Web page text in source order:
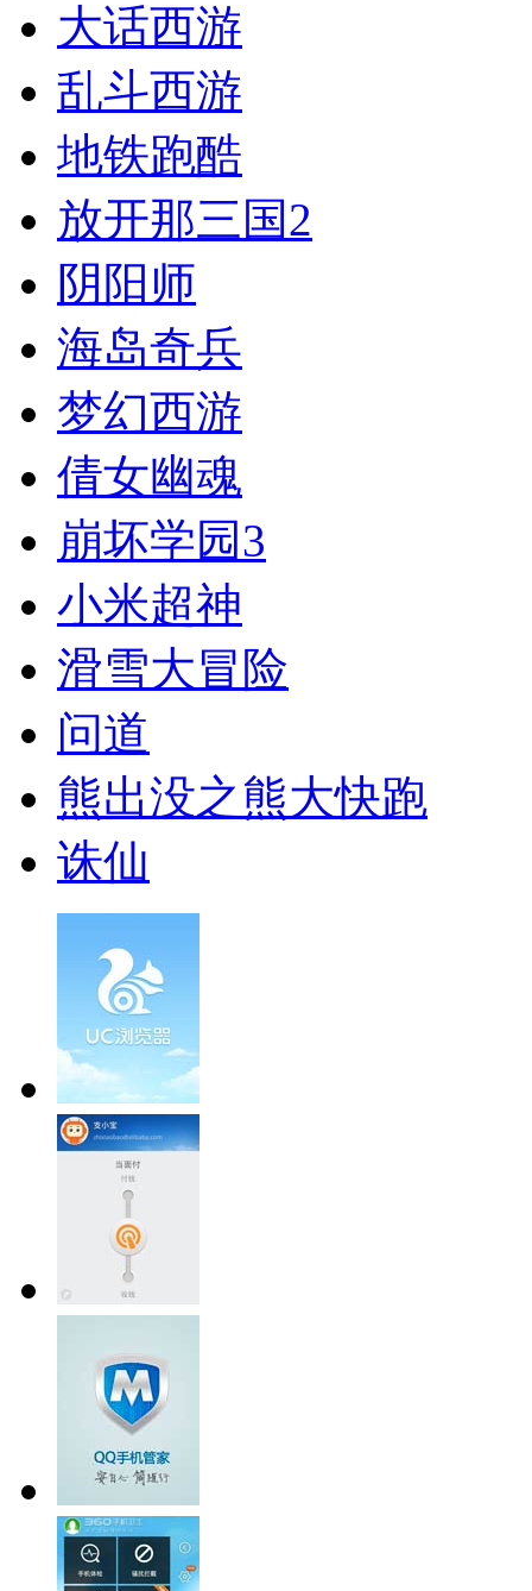
大话西游
乱斗西游
地铁跑酷
放开那三国2
阴阳师
海岛奇兵
梦幻西游
倩女幽魂
崩坏学园3
小米超神
滑雪大冒险
问道
熊出没之熊大快跑
诛仙